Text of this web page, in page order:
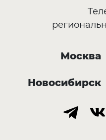
Москва
Новосибирск